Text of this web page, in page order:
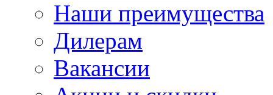
Наши преимущества
Дилерам
Вакансии